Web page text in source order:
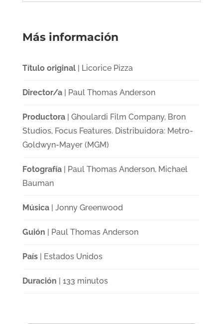
Más información
Título original| Licorice Pizza
Director/a| Paul Thomas Anderson
Productora| Ghoulardi Film Company, Bron
Studios, Focus Features. Distribuidora: Metro-
Goldwyn-Mayer (MGM)
Fotografía| Paul Thomas Anderson, Michael
Bauman
Música| Jonny Greenwood
Guión | Paul Thomas Anderson
País| Estados Unidos
Duración | 133 minutos